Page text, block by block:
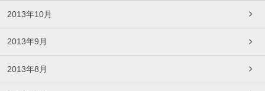
2013年10月
2013年9月
2013年8月